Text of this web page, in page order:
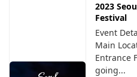
2023
Festival
Event
Main
Entrance
going...